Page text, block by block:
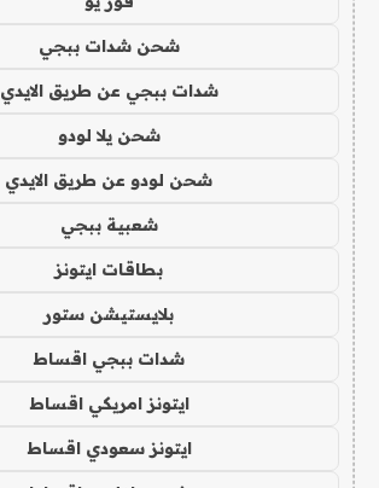
شحن شدات ببجي
شدات ببجي عن طريق الايدي
شحن يلا لودو
شحن لودو عن طريق الايدي
شعبية ببجي
بطاقات ايتونز
بلايستيشن ستور
شدات ببجي اقساط
ايتونز امريكي اقساط
ايتونز سعودي اقساط